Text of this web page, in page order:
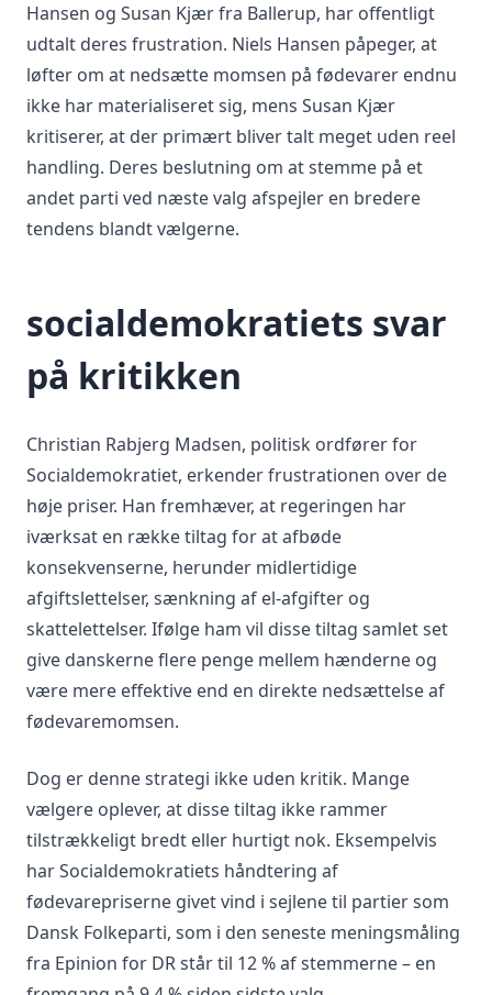
Hansen og Susan Kjær fra Ballerup, har offentligt
udtalt deres frustration. Niels Hansen påpeger, at
løfter om at nedsætte momsen på fødevarer endnu
ikke har materialiseret sig, mens Susan Kjær
kritiserer, at der primært bliver talt meget uden reel
handling. Deres beslutning om at stemme på et
andet parti ved næste valg afspejler en bredere
tendens blandt vælgerne.
socialdemokratiets svar
på kritikken
Christian Rabjerg Madsen, politisk ordfører for
Socialdemokratiet, erkender frustrationen over de
høje priser. Han fremhæver, at regeringen har
iværksat en række tiltag for at afbøde
konsekvenserne, herunder midlertidige
afgiftslettelser, sænkning af el-afgifter og
skattelettelser. Ifølge ham vil disse tiltag samlet set
give danskerne flere penge mellem hænderne og
være mere effektive end en direkte nedsættelse af
fødevaremomsen.
Dog er denne strategi ikke uden kritik. Mange
vælgere oplever, at disse tiltag ikke rammer
tilstrækkeligt bredt eller hurtigt nok. Eksempelvis
har Socialdemokratiets håndtering af
fødevarepriserne givet vind i sejlene til partier som
Dansk Folkeparti, som i den seneste meningsmåling
fra Epinion for DR står til 12 % af stemmerne – en